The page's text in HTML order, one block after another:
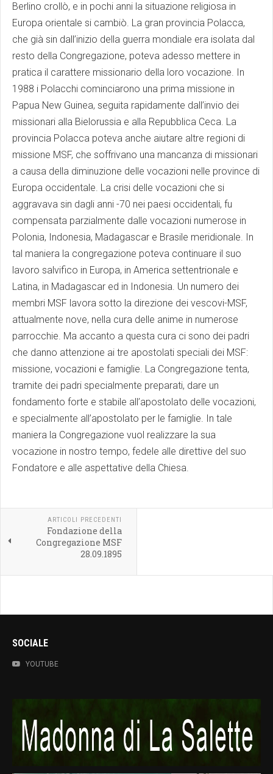
Berlino crollò, e in pochi anni la situazione religiosa in
Europa orientale si cambiò. La gran provincia Polacca,
che già sin dall’inizio della guerra mondiale era isolata dal
resto della Congregazione, poteva adesso mettere in
pratica il carattere missionario della loro vocazione. In
1988 i Polacchi cominciarono una prima missione in
Papua New Guinea, seguita rapidamente dall’invio dei
missionari alla Bielorussia e alla Repubblica Ceca. La
provincia Polacca poteva anche aiutare altre regioni di
missione MSF, che soffrivano una mancanza di missionari
a causa della diminuzione delle vocazioni nelle province di
Europa occidentale. La crisi delle vocazioni che si
aggravava sin dagli anni -70 nei paesi occidentali, fu
compensata parzialmente dalle vocazioni numerose in
Polonia, Indonesia, Madagascar e Brasile meridionale. In
tal maniera la congregazione poteva continuare il suo
lavoro salvifico in Europa, in America settentrionale e
Latina, in Madagascar ed in Indonesia. Un numero dei
membri MSF lavora sotto la direzione dei vescovi-MSF,
attualmente nove, nella cura delle anime in numerose
parrocchie. Ma accanto a questa cura ci sono dei padri
che danno attenzione ai tre apostolati speciali dei MSF:
missione, vocazioni e famiglie. La Congregazione tenta,
tramite dei padri specialmente preparati, dare un
fondamento forte e stabile all’apostolato delle vocazioni,
e specialmente all’apostolato per le famiglie. In tale
maniera la Congregazione vuol realizzare la sua
vocazione in nostro tempo, fedele alle direttive del suo
Fondatore e alle aspettative della Chiesa.
ARTICOLI PRECEDENTI
Fondazione della
Congregazione MSF
28.09.1895
SOCIALE
YOUTUBE